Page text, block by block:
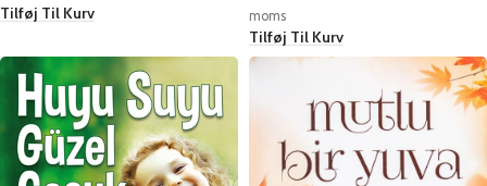
Tilføj Til Kurv
moms
Tilføj Til Kurv